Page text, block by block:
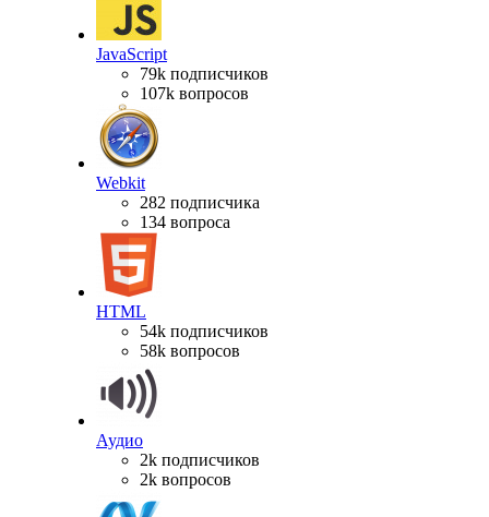
JavaScript
79k подписчиков
107k вопросов
Webkit
282 подписчика
134 вопроса
HTML
54k подписчиков
58k вопросов
Аудио
2k подписчиков
2k вопросов